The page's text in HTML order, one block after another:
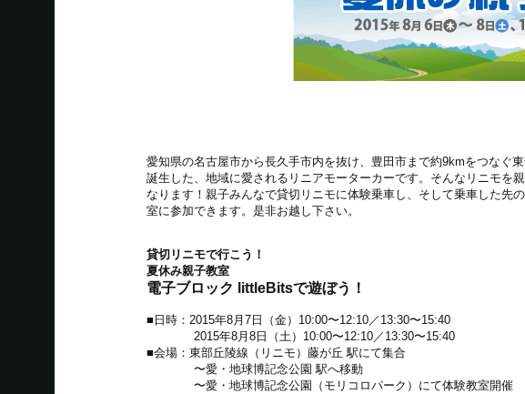
愛知県の名古屋市から長久手市内を抜け、豊田市まで約9kmをつなぐ
誕生した、地域に愛されるリニアモーターカーです。そんなリニモを
なります！親子みんなで貸切リニモに体験乗車し、そして乗車した
室に参加できます。是非お越し下さい。
貸切リニモで行こう！
夏休み親子教室
電子ブロック littleBitsで遊ぼう！
■日時：2015年8月7日（金）10:00〜12:10／13:30〜15:40
2015年8月8日（土）10:00〜12:10／13:30〜15:40
■会場：東部丘陵線（リニモ）藤が丘 駅にて集合
〜愛・地球博記念公園 駅へ移動
〜愛・地球博記念公園（モリコロパーク）にて体験教室開催